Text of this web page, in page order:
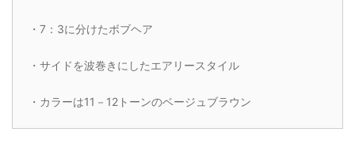
・7：3に分けたボブヘア
・サイドを波巻きにしたエアリースタイル
・カラーは11－12トーンのベージュブラウン